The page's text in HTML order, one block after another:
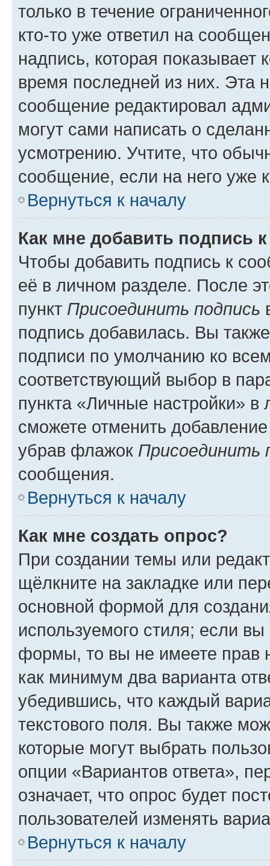
только в течение
кто-то уже ответил на
надпись, которая показывает
время последней из них. Эта
сообщение редактировал
могут сами написать о
усмотрению. Учтите, что
сообщение, если на него уже
Вернуться к началу
Как мне добавить подпись
Чтобы добавить подпись к
её в личном разделе. После
пункт Присоединить подпись
подпись добавилась. Вы
подписи по умолчанию ко
соответствующий выбор в
пункта «Личные настройки»
сможете отменить
убрав флажок Присоединить
сообщения.
Вернуться к началу
Как мне создать опрос?
При создании темы или
щёлкните на закладке или
основной формой для
используемого стиля; если
формы, то вы не имеете прав
как минимум два варианта
убедившись, что каждый
текстового поля. Вы также
которые могут выбрать
опции «Вариантов ответа»,
означает, что опрос будет
пользователей изменять
Вернуться к началу